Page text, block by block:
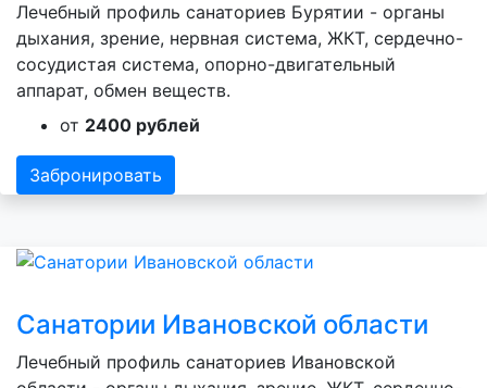
Лечебный профиль санаториев Бурятии - органы
дыхания, зрение, нервная система, ЖКТ, сердечно-
сосудистая система, опорно-двигательный
аппарат, обмен веществ.
от 2400 рублей
Забронировать
Санатории Ивановской области
Лечебный профиль санаториев Ивановской